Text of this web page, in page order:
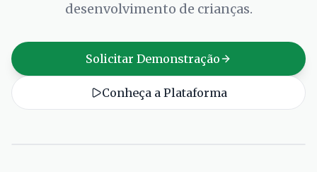
desenvolvimento de crianças.
Solicitar Demonstração
Conheça a Plataforma